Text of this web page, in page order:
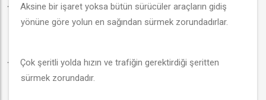
·
Aksine bir işaret yoksa bütün sürücüler araçların gidiş
yönüne göre yolun en sağından sürmek zorundadırlar.
·
Çok şeritli yolda hızın ve trafiğin gerektirdiği şeritten
sürmek zorundadır.